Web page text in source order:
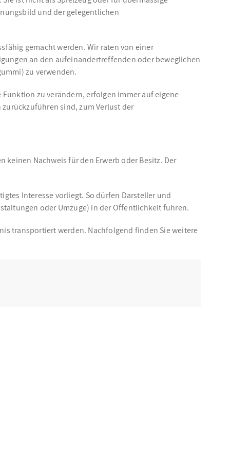
und der gelegentlichen
gemacht werden. Wir raten von einer
an den aufeinandertreffenden oder beweglichen
zu verwenden.
zu verändern, erfolgen immer auf eigene
sind, zum Verlust der
Nachweis für den Erwerb oder Besitz. Der
Interesse vorliegt. So dürfen Darsteller und
oder Umzüge) in der Öffentlichkeit führen.
transportiert werden. Nachfolgend finden Sie weitere